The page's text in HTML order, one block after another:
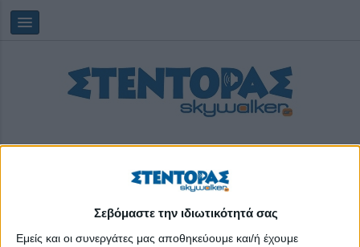
Σεβόμαστε την ιδιωτικότητά σας
Εμείς και οι συνεργάτες μας αποθηκεύουμε και/ή έχουμε
Saturday, 08/08/2026 10:06:14